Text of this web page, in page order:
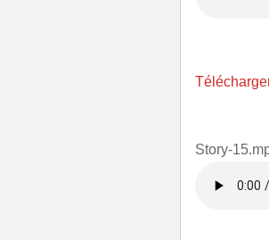
Story-